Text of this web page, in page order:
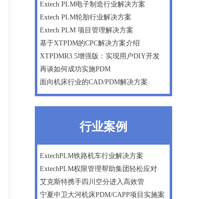
Extech PLM电子制造行业解决方案
Extech PLM轮胎行业解决方案
Extech PLM 项目管理解决方案
基于XTPDM的CPC解决方案介绍
XTPDMR3.5增强版：实现用户DIY开发
再谈如何成功实施PDM
面向机床行业的CAD/PDM解决方案
行业案例
ExtechPLM铁路机车行业解决方案
ExtechPLM权限管理帮助集团轻松应对
艾克斯特携手四川空分进入高效管
宁夏中卫大河机床PDM/CAPP项目实施案